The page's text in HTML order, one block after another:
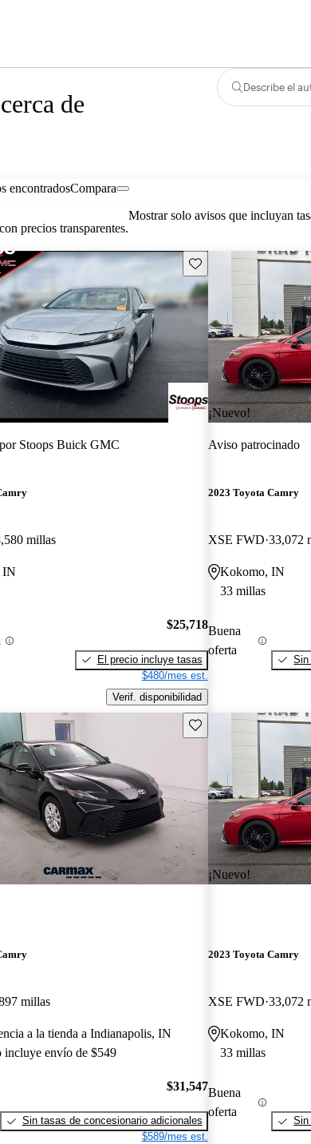
de
Describe el
encontradosCompara
precios transparentes.
Mostrar solo avisos que incluyan
Guarda este Aviso
Stoops Buick GMC
millas
IN
$25,718
El precio incluye tasas
$480/mes est.
Verif. disponibilidad
¡Nuevo!
Aviso patrocinado
2023 Toyota Camry
XSE FWD 33,072
Kokomo, IN
33 millas
Buena
oferta
Sin
Guarda este Aviso
millas
a la tienda a Indianapolis, IN
incluye envío de $549
$31,547
Sin tasas de concesionario adicionales
$589/mes est.
¡Nuevo!
2023 Toyota Camry
XSE FWD 33,072
Kokomo, IN
33 millas
Buena
oferta
Sin